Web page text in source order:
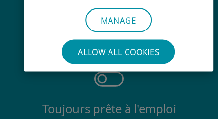
MANAGE
ALLOW ALL COOKIES
Sans effort
Pas besoin de retirer votre carte
SIM existante
Toujours prête à l'emploi